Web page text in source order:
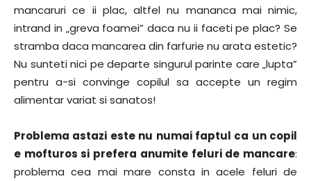
mancaruri ce ii plac, altfel nu mananca mai nimic,
intrand in „greva foamei” daca nu ii faceti pe plac? Se
stramba daca mancarea din farfurie nu arata estetic?
Nu sunteti nici pe departe singurul parinte care „lupta”
pentru a-si convinge copilul sa accepte un regim
alimentar variat si sanatos!
Problema astazi este nu numai faptul ca un copil
e mofturos si prefera anumite feluri de mancare:
problema cea mai mare consta in acele feluri de